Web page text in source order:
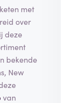
met
over
deze
bekende
New
van